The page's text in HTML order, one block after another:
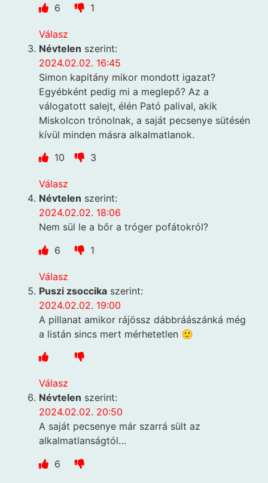
6
1
Válasz
Névtelen szerint:
2024.02.02. 16:45
Simon kapitány mikor mondott igazat?
Egyébként pedig mi a meglepő? Az a
válogatott salejt, élén Pató palival, akik
Miskolcon trónolnak, a saját pecsenye sütésén
kívül minden másra alkalmatlanok.
10
3
Válasz
Névtelen szerint:
2024.02.02. 18:06
Nem sül le a bőr a tróger pofátokról?
6
1
Válasz
Puszi zsoccika szerint:
2024.02.02. 19:00
A pillanat amikor rájössz dábbráászánká még
a listán sincs mert mérhetetlen 🙂
Válasz
Névtelen szerint:
2024.02.02. 20:50
A saját pecsenye már szarrá sült az
alkalmatlanságtól…
6